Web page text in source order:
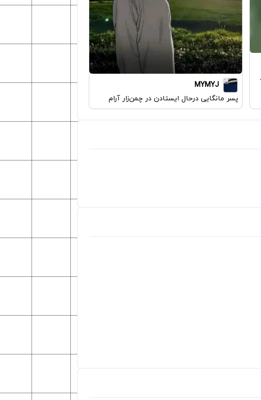
MYMYJ
پسر مانگایی درحال ایستادن در چمن‌زار آرام